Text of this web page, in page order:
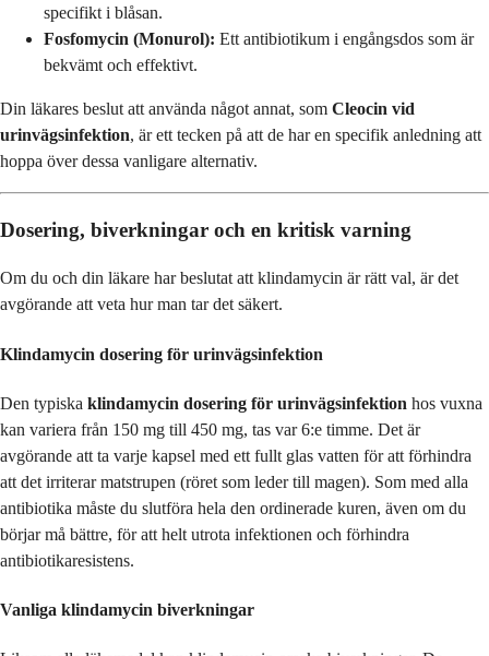
specifikt i blåsan.
Fosfomycin (Monurol): Ett antibiotikum i engångsdos som är
bekvämt och effektivt.
Din läkares beslut att använda något annat, som Cleocin vid
urinvägsinfektion, är ett tecken på att de har en specifik anledning att
hoppa över dessa vanligare alternativ.
Dosering, biverkningar och en kritisk varning
Om du och din läkare har beslutat att klindamycin är rätt val, är det
avgörande att veta hur man tar det säkert.
Klindamycin dosering för urinvägsinfektion
Den typiska klindamycin dosering för urinvägsinfektion hos vuxna
kan variera från 150 mg till 450 mg, tas var 6:e timme. Det är
avgörande att ta varje kapsel med ett fullt glas vatten för att förhindra
att det irriterar matstrupen (röret som leder till magen). Som med alla
antibiotika måste du slutföra hela den ordinerade kuren, även om du
börjar må bättre, för att helt utrota infektionen och förhindra
antibiotikaresistens.
Vanliga klindamycin biverkningar